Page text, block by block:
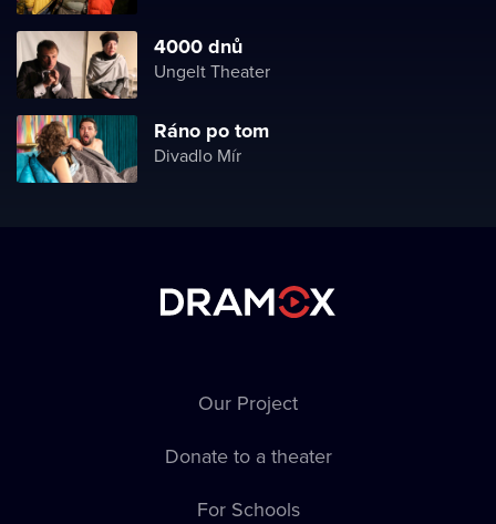
4000 dnů
Ungelt Theater
Ráno po tom
Divadlo Mír
Our Project
Donate to a theater
For Schools